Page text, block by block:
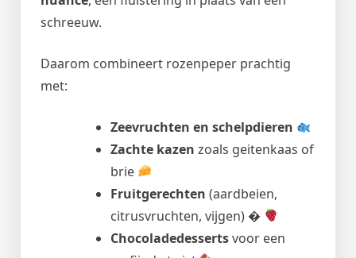
schreeuw.
Daarom combineert rozenpeper prachtig
met:
Zeevruchten en schelpdieren
Zachte kazen zoals geitenkaas of
brie
Fruitgerechten (aardbeien,
citrusvruchten, vijgen) �
Chocoladedessertsvoor een